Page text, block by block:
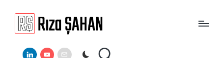
BilgiLinkedinYoutube
E-